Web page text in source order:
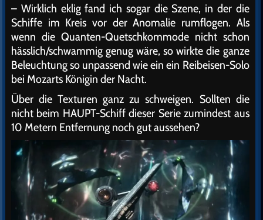
– Wirklich eklig fand ich sogar die Szene, in der die
Schiffe im Kreis vor der Anomalie rumflogen. Als
wenn die Quanten-Quetschkommode nicht schon
hässlich/schwammig genug wäre, so wirkte die ganze
Beleuchtung so unpassend wie ein ein Reibeisen-Solo
bei Mozarts Königin der Nacht.
Über die Texturen ganz zu schweigen. Sollten die
nicht beim HAUPT-Schiff dieser Serie zumindest aus
10 Metern Entfernung noch gut aussehen?